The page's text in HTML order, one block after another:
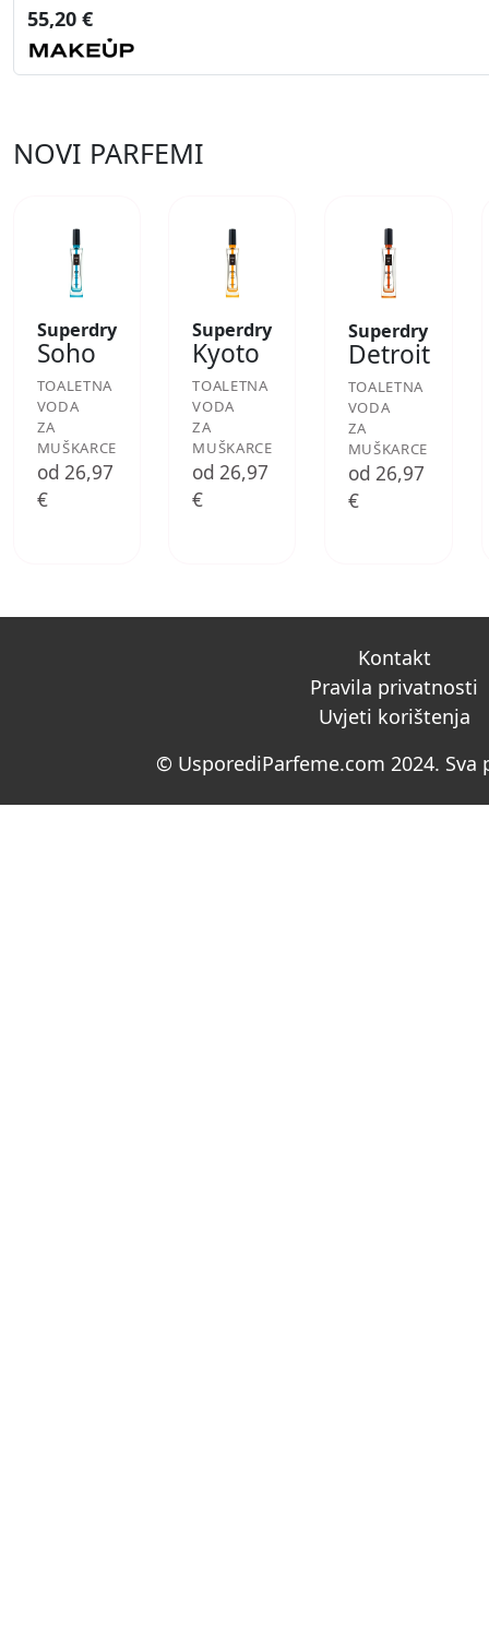
55,20 €
NOVI PARFEMI
Superdry
Soho
TOALETNA
VODA
ZA
MUŠKARCE
od 26,97
€
Superdry
Kyoto
TOALETNA
VODA
ZA
MUŠKARCE
od 26,97
€
Superdry
Detroit
TOALETNA
VODA
ZA
MUŠKARCE
od 26,97
€
Kontakt
Pravila privatnosti
Uvjeti korištenja
© UsporediParfeme.com 2024. Sva